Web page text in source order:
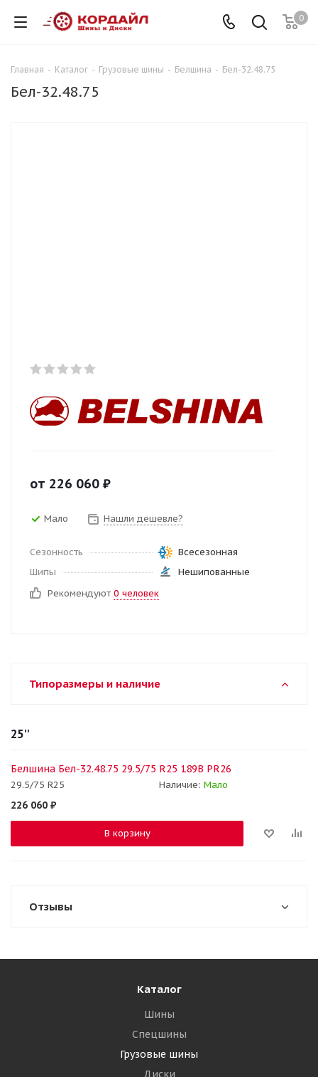
0
Главная - Каталог - Грузовые шины - Белшина - Бел-32.48.75
Бел-32.48.75
от 226 060 ₽
Мало Нашли дешевле?
Сезонность
Всесезонная
Шипы
Нешипованные
Рекомендуют 0 человек
Типоразмеры и наличие
25''
Белшина Бел-32.48.75 29.5/75 R25 189B PR26
29.5/75 R25 Наличие: Мало
226 060 ₽
В корзину
Отзывы
Каталог
Шины
Спецшины
Грузовые шины
Диски